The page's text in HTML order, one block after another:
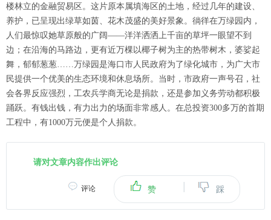
楼林立的金融贸易区。这片原本属填海区的土地，经过几年的建设、
养护，已呈现出绿草如茵、花木茂盛的美好景象。徜徉在万绿园内，
人们最惊叹她草原般的广阔――洋洋洒洒上千亩的草坪一眼望不到
边；在沿海的马路边，更有近万棵以椰子树为主的热带树木，婆娑起
舞，郁郁葱葱……万绿园是海口市人民政府为了绿化城市，为广大市
民提供一个优美的生态环境和休息场所。当时，市政府一声号召，社
会各界反应强烈，工农兵学商无论是捐款，还是参加义务劳动都积极
踊跃。有钱出钱，有力出力的场面非常感人。在总投资300多万的首期
工程中，有1000万元便是个人捐款。
请对文章内容作出评论
赞 踩
评论